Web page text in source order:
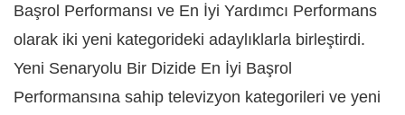
Başrol Performansı ve En İyi Yardımcı Performans
olarak iki yeni kategorideki adaylıklarla birleştirdi.
Yeni Senaryolu Bir Dizide En İyi Başrol
Performansına sahip televizyon kategorileri ve yeni